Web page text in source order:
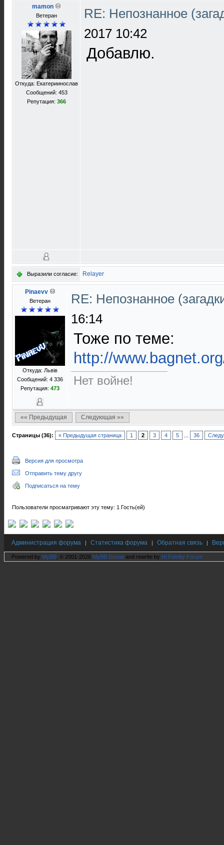
mamon
Ветеран
Откуда: Екатериинослав
Сообщений: 453
Репутация: 366
RE: Непознанное
2017 10:42
Добавлю.
Выразили согласие: Relayer
Pinaevv
Ветеран
Откуда: Львів
Сообщений: 4 336
Репутация: 473
RE: Непознанное
16:14
Тоже по теме:
http://
Нет войне!
«« Предыдущая Следующая »»
Страницы (36): « Предыдущая страница 1 2 3 4 5 36
Версия для просмотра
Отправить тему другу
Подписаться на тему
Пользователи просматривают эту тему: 1 Гость(ей)
Администрация форума | Статистика форума | Обратная связь |
Powered by MyBB , © 2001-2026 MyBB Group and rewrite by Hi Fidelity Forum